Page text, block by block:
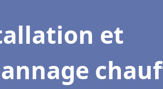
et